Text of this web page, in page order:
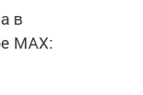
в
MАХ: